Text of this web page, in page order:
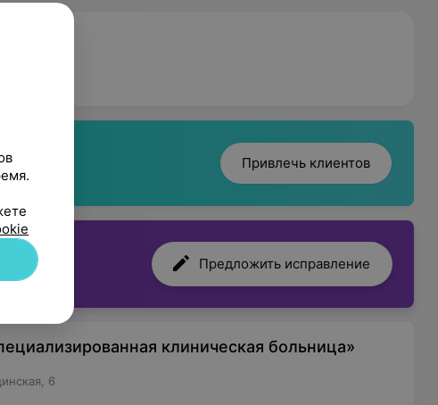
Привлечь клиентов
Предложить исправление
клиническая больница»
6